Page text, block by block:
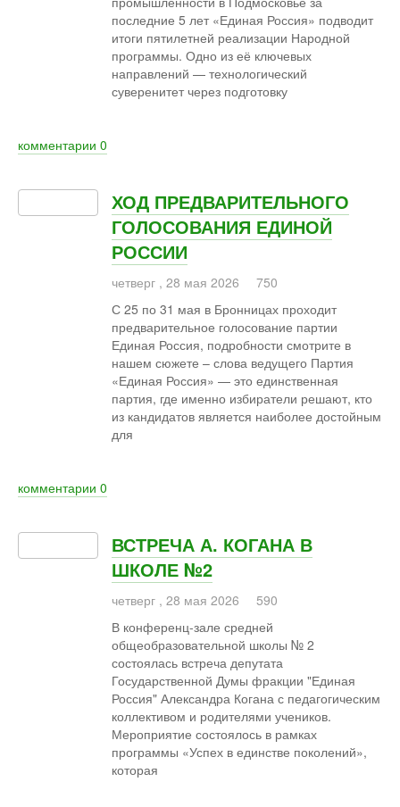
последние 5 лет «Единая Россия» подводит
итоги пятилетней реализации Народной
программы. Одно из её ключевых
направлений — технологический
суверенитет через подготовку
комментарии 0
ХОД ПРЕДВАРИТЕЛЬНОГО
ГОЛОСОВАНИЯ ЕДИНОЙ
РОССИИ
четверг , 28 мая 2026
750
С 25 по 31 мая в Бронницах проходит
предварительное голосование партии
Единая Россия, подробности смотрите в
нашем сюжете – слова ведущего Партия
«Единая Россия» — это единственная
партия, где именно избиратели решают, кто
из кандидатов является наиболее достойным
для
комментарии 0
ВСТРЕЧА А. КОГАНА В
ШКОЛЕ №2
четверг , 28 мая 2026
590
В конференц-зале средней
общеобразовательной школы № 2
состоялась встреча депутата
Государственной Думы фракции "Единая
Россия" Александра Когана с педагогическим
коллективом и родителями учеников.
Мероприятие состоялось в рамках
программы «Успех в единстве поколений»,
которая